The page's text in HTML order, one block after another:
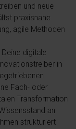
und neue
praxisnahe
agile Methoden
digitale
in
Fach- oder
Transformation
an
strukturiert